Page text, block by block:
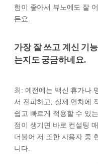
험이 좋아서 뷰노에도 잘
든요.
가장 잘 쓰고 계신 기
는지도 궁금하네요.
최: 예전에는 백신 휴가나
서 전파하고, 실제 연차에
쉽고 빠르게 적용할 수 있
점이 생기면 바로 컨설팅
더불어 저 또한 사용자 중
니다.